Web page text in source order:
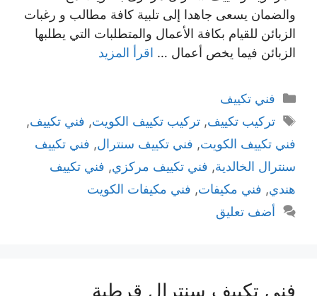
والضمان يسعى جاهدا إلى تلبية كافة مطالب و رغبات
الزبائن للقيام بكافة الأعمال والمتطلبات التي يطلبها
الزبائن فيما يخص أعمال … اقرأ المزيد
التصنيفات
فني تكييف
الوسوم
تركيب تكييف, تركيب تكييف الكويت, فني تكييف,
فني تكييف الكويت, فني تكييف سنترال, فني تكييف
سنترال الخالدية, فني تكييف مركزي, فني تكييف
هندي, فني مكيفات, فني مكيفات الكويت
أضف تعليق
فني تكييف سنترال قرطبة